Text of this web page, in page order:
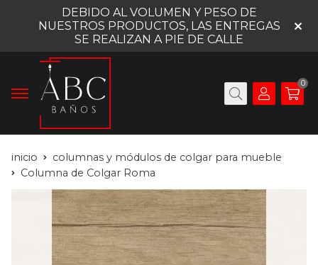
DEBIDO AL VOLUMEN Y PESO DE
NUESTROS PRODUCTOS, LAS ENTREGAS
SE REALIZAN A PIE DE CALLE
0
inicio
columnas y módulos de colgar para mueble
Columna de Colgar Roma